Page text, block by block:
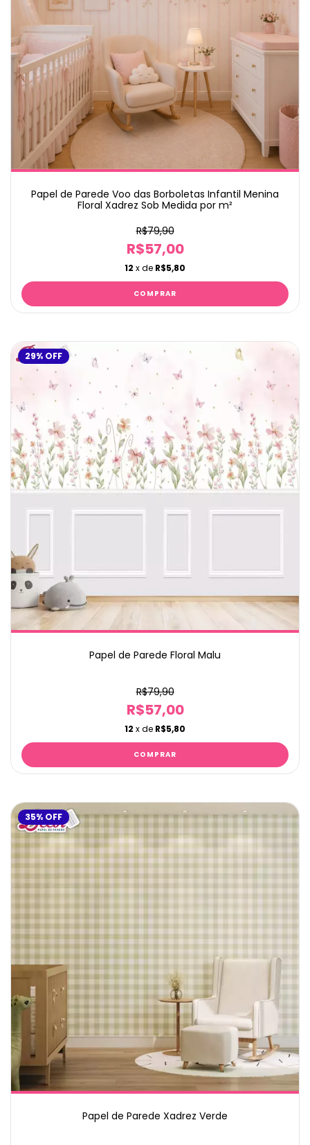
Papel de Parede Voo das Borboletas Infantil Menina
Floral Xadrez Sob Medida por m²
R$79,90
R$57,00
12 x de R$5,80
29% OFF
Papel de Parede Floral Malu
R$79,90
R$57,00
12 x de R$5,80
35% OFF
Papel de Parede Xadrez Verde